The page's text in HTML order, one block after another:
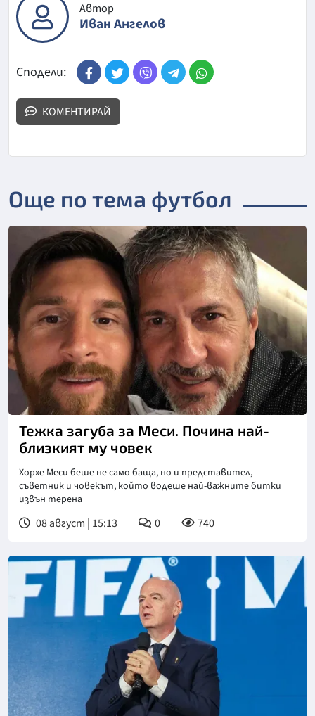
Автор
Иван Ангелов
Сподели:
КОМЕНТИРАЙ
Още по тема футбол
Снимка: Инстаграм
Тежка загуба за Меси. Почина най-
близкият му човек
Хорхе Меси беше не само баща, но и представител,
съветник и човекът, който водеше най-важните битки
извън терена
08 август | 15:13 0 740